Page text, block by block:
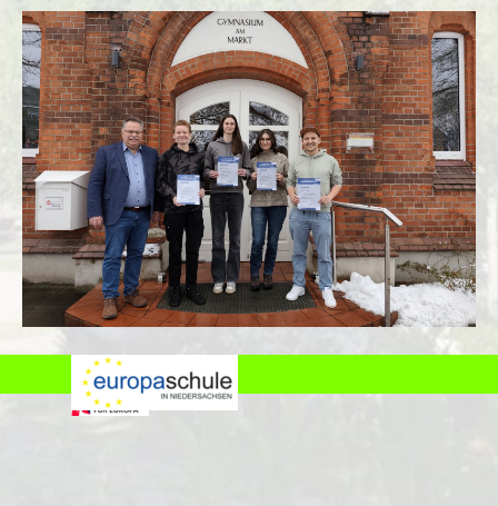
Impressum
Datenschutz
Zurück zum Seiteninhalt